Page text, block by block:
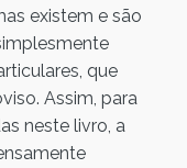
existem e são
que
Assim, para
neste livro, a